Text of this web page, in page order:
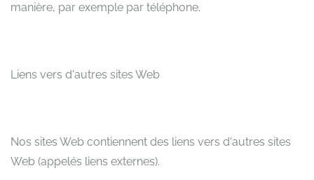
manière, par exemple par téléphone.
Liens vers d'autres sites Web
Nos sites Web contiennent des liens vers d'autres sites
Web (appelés liens externes).